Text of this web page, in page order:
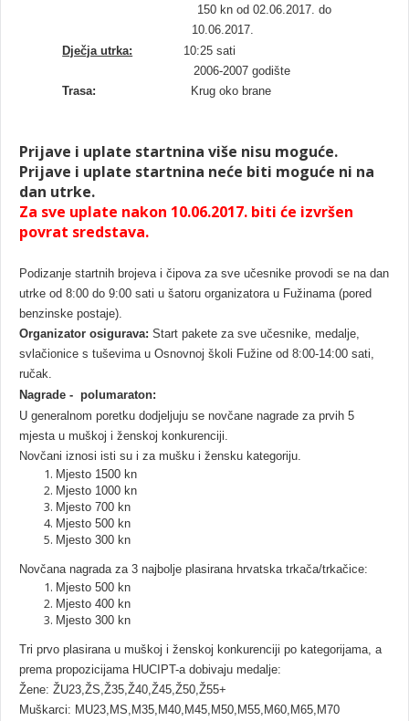
150 kn od 02.06.2017. do
10.06.2017.
Dječja utrka: 10:25 sati
2006-2007 godište
Trasa: Krug oko brane
Prijave i uplate startnina više nisu moguće.
Prijave i uplate startnina neće biti moguće ni na
dan utrke.
Za sve uplate nakon 10.06.2017. biti će izvršen
povrat sredstava.
Podizanje startnih brojeva i čipova za sve učesnike provodi se na dan
utrke od 8:00 do 9:00 sati u šatoru organizatora u Fužinama (pored
benzinske postaje).
Organizator osigurava: Start pakete za sve učesnike, medalje,
svlačionice s tuševima u Osnovnoj školi Fužine od 8:00-14:00 sati,
ručak.
Nagrade - polumaraton:
U generalnom poretku dodjeljuju se novčane nagrade za prvih 5
mjesta u muškoj i ženskoj konkurenciji.
Novčani iznosi isti su i za mušku i žensku kategoriju.
Mjesto 1500 kn
Mjesto 1000 kn
Mjesto 700 kn
Mjesto 500 kn
Mjesto 300 kn
Novčana nagrada za 3 najbolje plasirana hrvatska trkača/trkačice:
Mjesto 500 kn
Mjesto 400 kn
Mjesto 300 kn
Tri prvo plasirana u muškoj i ženskoj konkurenciji po kategorijama, a
prema propozicijama HUCIPT-a dobivaju medalje:
Žene: ŽU23,ŽS,Ž35,Ž40,Ž45,Ž50,Ž55+
Muškarci: MU23,MS,M35,M40,M45,M50,M55,M60,M65,M70